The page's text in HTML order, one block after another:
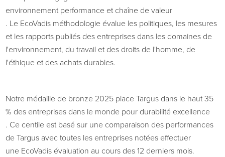
environnement performance et chaîne de valeur
. Le EcoVadis méthodologie évalue les politiques, les mesures
et les rapports publiés des entreprises dans les domaines de
l'environnement, du travail et des droits de l'homme, de
l'éthique et des achats durables.
Notre médaille de bronze 2025 place Targus dans le haut 35
% des entreprises dans le monde pour durabilité excellence
. Ce centile est basé sur une comparaison des performances
de Targus avec toutes les entreprises notées effectuer
une EcoVadis évaluation au cours des 12 derniers mois.